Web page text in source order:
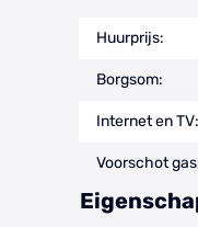
Huurprijs:
Borgsom:
Internet en TV:
Voorschot